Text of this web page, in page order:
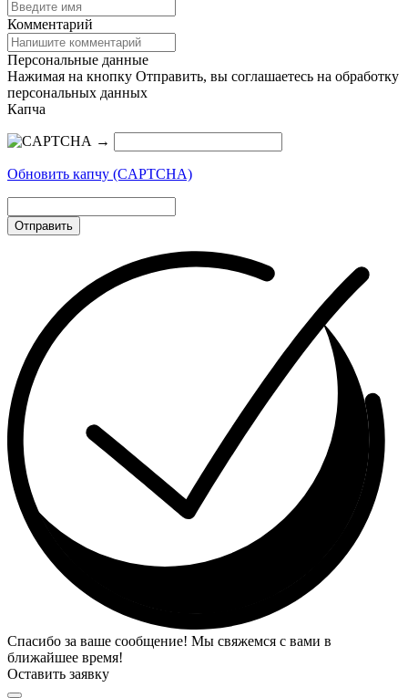
Комментарий
Персональные данные
Нажимая на кнопку Отправить, вы соглашаетесь на обработку
персональных данных
Капча
→
Обновить капчу (CAPTCHA)
Отправить
Спасибо за ваше сообщение! Мы свяжемся с вами в
ближайшее время!
Оставить заявку